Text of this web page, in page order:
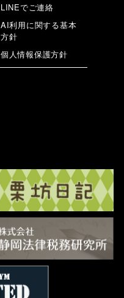
LINEでご連絡
AI利用に関する基本
方針
個人情報保護方針